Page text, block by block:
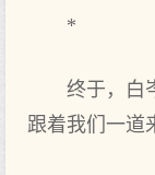
*
终于，白
跟着我们一道